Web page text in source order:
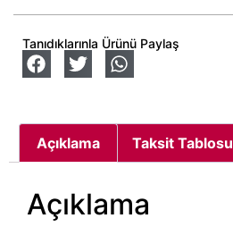
Tanıdıklarınla Ürünü Paylaş
Açıklama Taksit Tablosu
Açıklama